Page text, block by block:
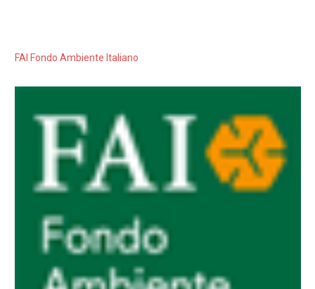
FAI Fondo Ambiente Italiano